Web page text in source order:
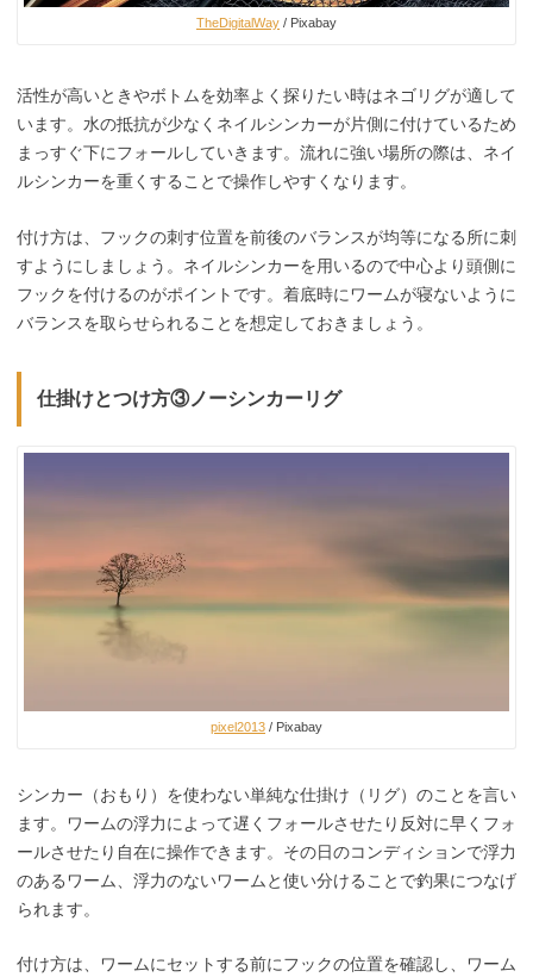
TheDigitalWay / Pixabay
活性が高いときやボトムを効率よく探りたい時はネゴリグが適して
います。水の抵抗が少なくネイルシンカーが片側に付けているため
まっすぐ下にフォールしていきます。流れに強い場所の際は、ネイ
ルシンカーを重くすることで操作しやすくなります。
付け方は、フックの刺す位置を前後のバランスが均等になる所に刺
すようにしましょう。ネイルシンカーを用いるので中心より頭側に
フックを付けるのがポイントです。着底時にワームが寝ないように
バランスを取らせられることを想定しておきましょう。
仕掛けとつけ方③ノーシンカーリグ
pixel2013 / Pixabay
シンカー（おもり）を使わない単純な仕掛け（リグ）のことを言い
ます。ワームの浮力によって遅くフォールさせたり反対に早くフォ
ールさせたり自在に操作できます。その日のコンディションで浮力
のあるワーム、浮力のないワームと使い分けることで釣果につなげ
られます。
付け方は、ワームにセットする前にフックの位置を確認し、ワーム